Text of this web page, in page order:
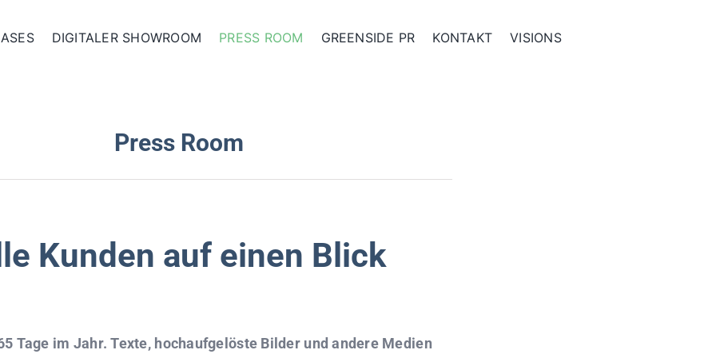
DIGITALER SHOWROOM PRESS ROOM GREENSIDE PR KONTAKT VISIONS
Press Room
Kunden auf einen Blick
Tage im Jahr. Texte, hochaufgelöste Bilder und andere Medien